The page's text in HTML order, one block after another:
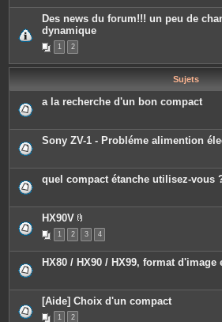
Des news du forum!!! un peu de
dynamique
1 2
Sujets
a la recherche d'un bon compact
Sony ZV-1 - Probléme alimention
quel compact étanche utilisez-vous
HX90V
P
c
e
o
i
1 2 3 4
HX80 / HX90 / HX99, format d'image
[Aide] Choix d'un compact
1 2